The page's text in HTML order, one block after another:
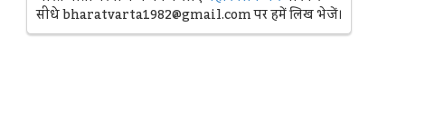
सीधे bharatvarta1982@gmail.com पर हमें लिख भेजें।